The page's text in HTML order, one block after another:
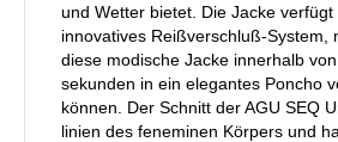
und Wetter bietet. Die Jacke verfügt
innovatives Reißverschluß-System,
diese modische Jacke innerhalb
sekunden in ein elegantes Poncho
können. Der Schnitt der AGU SEQ
linien des feneminen Körpers und